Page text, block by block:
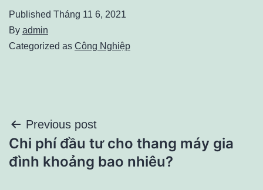
Published Tháng 11 6, 2021
By admin
Categorized as Công Nghiệp
Điều
hướng
Previous post
Chi phí đầu tư cho thang máy gia
đình khoảng bao nhiêu?